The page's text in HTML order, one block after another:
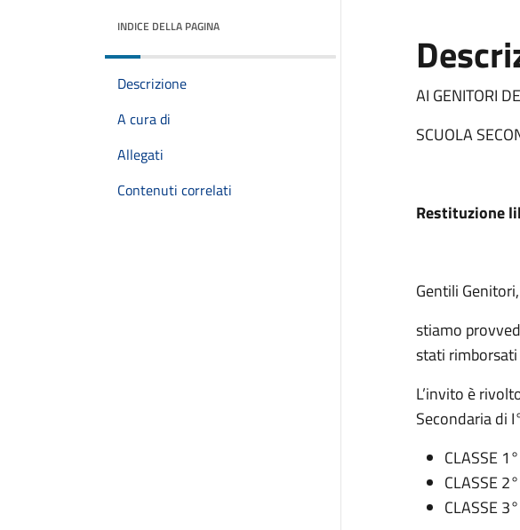
INDICE DELLA PAGINA
Descrizione
A cura di
Allegati
Contenuti correlati
AI GENITORI
SCUOLA
Restituzione
Gentili Genitori,
stiamo
stati rimborsati
L’invito è
Secondaria di
CLASSE
CLASSE
CLASSE